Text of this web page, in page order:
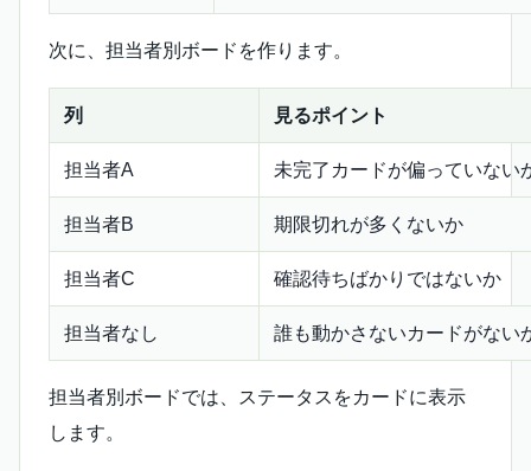
次に、担当者別ボードを作ります。
列 見るポイント
担当者A 未完了カードが偏っていない
担当者B 期限切れが多くないか
担当者C 確認待ちばかりではないか
担当者なし 誰も動かさないカードがない
担当者別ボードでは、ステータスをカードに表示
します。